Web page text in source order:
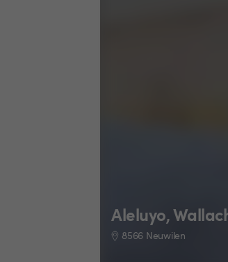
Aleluyo,
8566 Neuwilen